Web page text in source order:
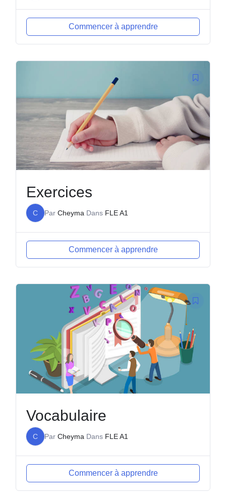
Commencer à apprendre
Exercices
C Par CheymaDans FLE A1
Commencer à apprendre
Vocabulaire
C Par Cheyma Dans FLE A1
Commencer à apprendre